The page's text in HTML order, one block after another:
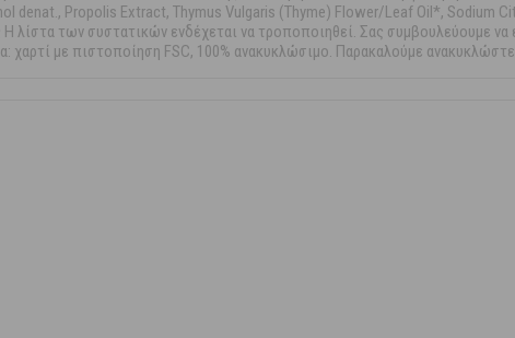
denat., Propolis Extract, Thymus Vulgaris (Thyme) Flower/Leaf Oil*, Sodium
λίστα των συστατικών ενδέχεται να τροποποιηθεί. Σας συμβουλεύουμε
χαρτί με πιστοποίηση FSC, 100% ανακυκλώσιμο. Παρακαλούμε